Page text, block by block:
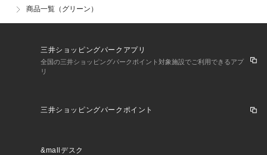
商品一覧（グリーン）
三井ショッピングパークアプリ
全国の三井ショッピングパークポイント対象施設でご利用できるアプ
リ
三井ショッピングパークポイント
&mallデスク